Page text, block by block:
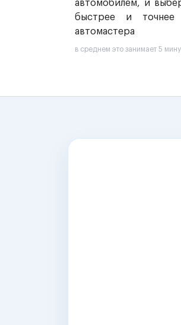
автомобилем, и
быстрее и точнее
автомастера
в среднем это занимает 5